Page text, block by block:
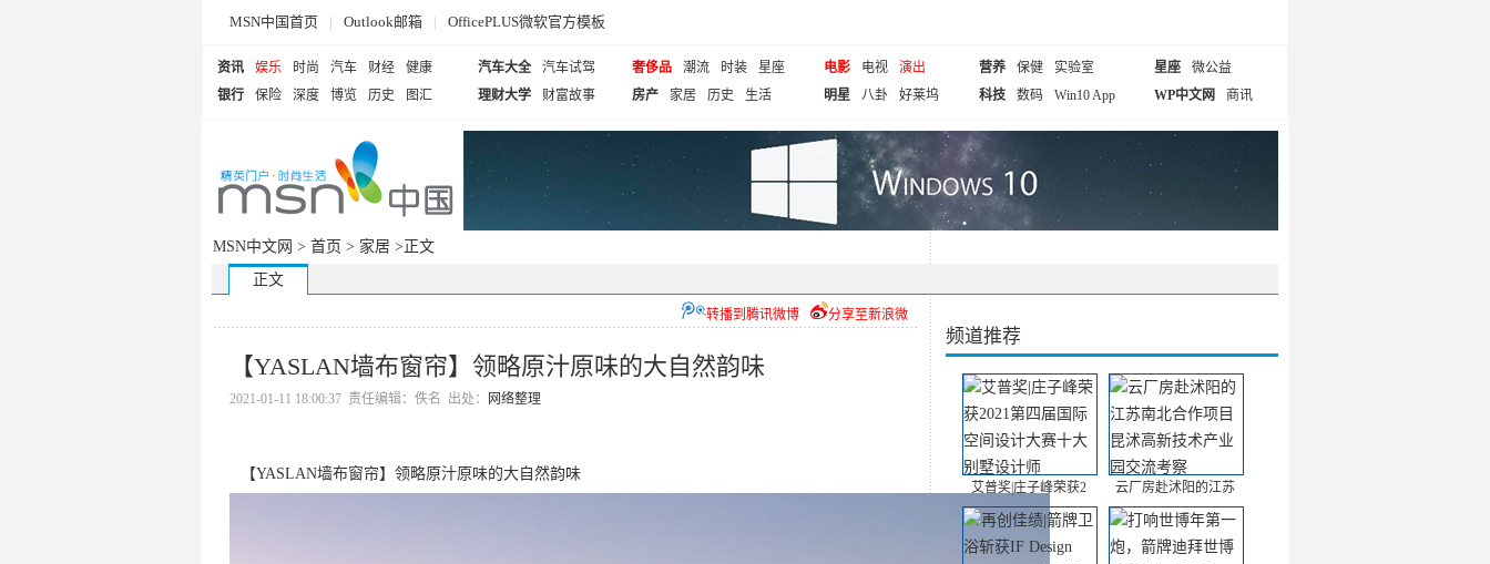
MSN中国首页 | Outlook邮箱 | OfficePLUS微软官方模板
资讯 娱乐 时尚 汽车 财经
健康
银行
保险 深度 博览 历史 图汇
汽车大全
汽车试驾
理财大学
财富故事
奢侈品 潮流 时装
星座
房产
家居 历史 生活
电影 电视
演出
明星
八卦 好莱坞
营养 保健
实验室
科技
数码 Win10 App
星座
微公益
WP中文网
商讯
MSN中文网 > 首页 > 家居 >正文
正文
分享至新浪微
转播到腾讯微博
【YASLAN墙布窗帘】领略原汁原味的大自然韵味
2021-01-11 18:00:37 责任编辑：佚名 出处： 网络整理
【YASLAN墙布窗帘】领略原汁原味的大自然韵味
频道推荐
艾普奖|庄子峰荣获2 云厂房赴沭阳的江苏